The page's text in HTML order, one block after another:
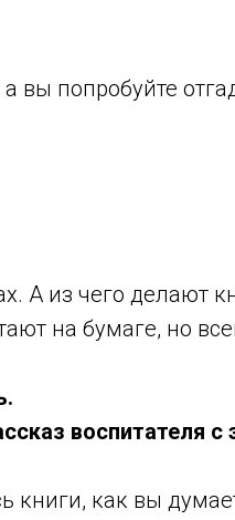
вы попробуйте
А из чего делают
на бумаге, но
воспитателя
книги, как вы